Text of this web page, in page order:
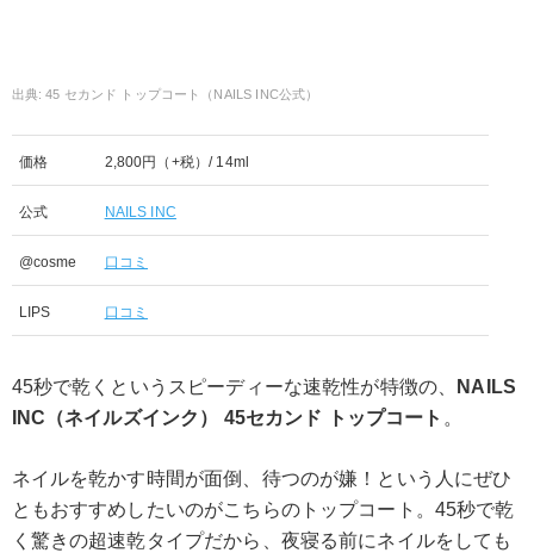
45 セカンド トップコート（NAILS INC公式）
価格 2,800円（+税）/ 14ml
公式 NAILS INC
@cosme 口コミ
LIPS 口コミ
45秒で乾くというスピーディーな速乾性が特徴の、
NAILS
INC（ネイルズインク） 45セカンド トップコート 。
ネイルを乾かす時間が面倒、待つのが嫌！という人にぜひ
ともおすすめしたいのがこちらのトップコート。45秒で乾
く驚きの超速乾タイプだから、夜寝る前にネイルをしても